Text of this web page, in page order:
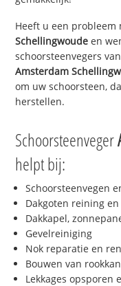
Heeft u een
Schellingwoude en
schoorsteenvegers
Amsterdam
om uw schoorsteen,
herstellen.
Schoorsteenveger
helpt bij:
Schoorsteenvegen
Dakgoten reining
Dakkapel,
Gevelreiniging
Nok reparatie en
Bouwen van
Lekkages opsporen